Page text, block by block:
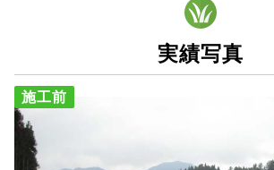
実績写真
施工前